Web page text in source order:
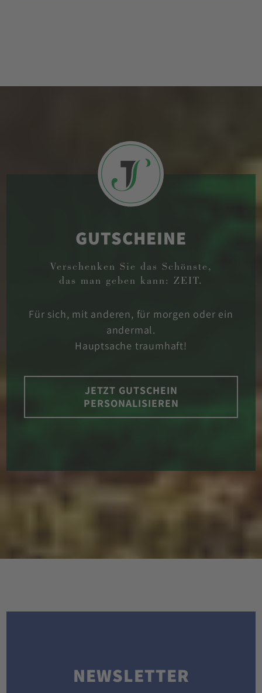
GUTSCHEINE
Verschenken Sie das Schönste,
das man geben kann: ZEIT.
Für sich, mit anderen, für morgen oder ein
andermal.
Hauptsache traumhaft!
JETZT GUTSCHEIN
PERSONALISIEREN
NEWSLETTER